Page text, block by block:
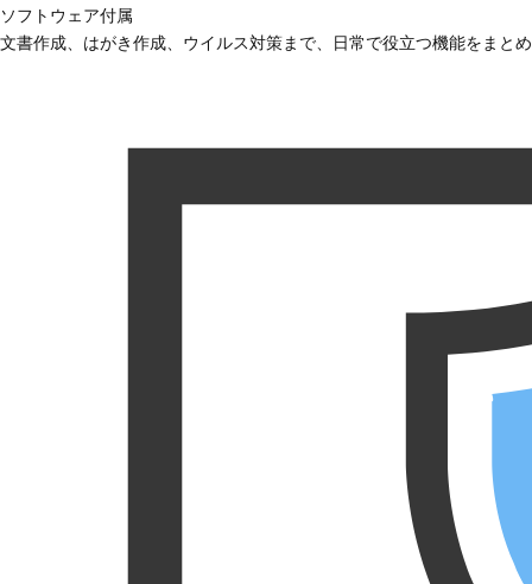
ソフトウェア付属
文書作成、はがき作成、ウイルス対策まで、日常で役立つ機能をまと